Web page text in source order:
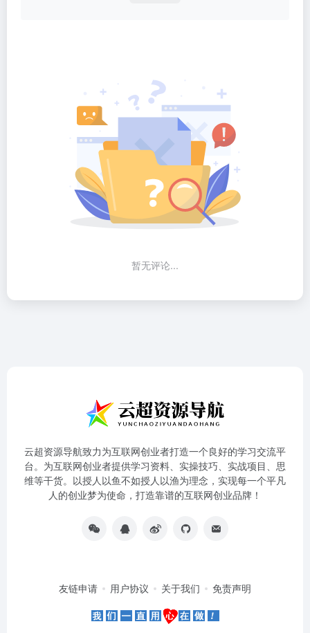
暂无评论...
云超资源导航致力为互联网创业者打造一个良好的学习交流平
台。为互联网创业者提供学习资料、实操技巧、实战项目、思
维等干货。以授人以鱼不如授人以渔为理念，实现每一个平凡
人的创业梦为使命，打造靠谱的互联网创业品牌！
友链申请 用户协议 关于我们 免责声明